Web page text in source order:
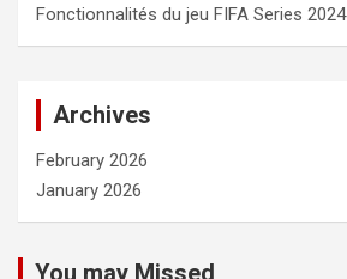
Fonctionnalités du jeu FIFA Series 2024
Archives
February 2026
January 2026
You may Missed